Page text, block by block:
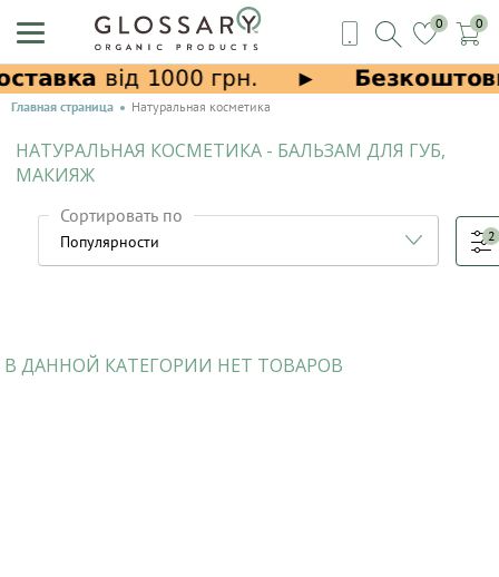
0 0
Главная страница Натуральная косметика
НАТУРАЛЬНАЯ КОСМЕТИКА - БАЛЬЗАМ ДЛЯ ГУБ,
МАКИЯЖ
Сортировать по
2
В ДАННОЙ КАТЕГОРИИ НЕТ ТОВАРОВ